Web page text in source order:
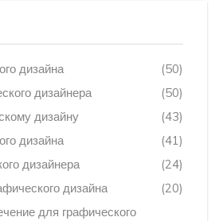
дизайна
(50)
дизайнера
(50)
дизайну
(43)
дизайна
(41)
дизайнера
(24)
дизайна
(20)
для графического